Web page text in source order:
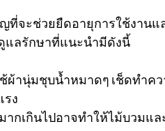
ที่จะช่วยยืดอายุการใช้งานแ
แลรักษาที่แนะนำมีดังนี้
ผ้านุ่มชุบน้ำหมาดๆ เช็ดทำค
รง
ากเกินไปอาจทำให้ไม้บวมแล